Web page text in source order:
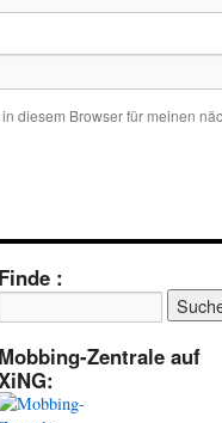
diesem Browser für meinen
Finde :
Mobbing-Zentrale auf